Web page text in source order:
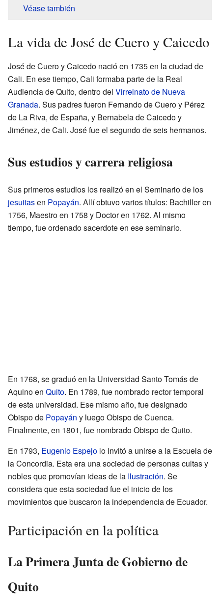
Véase también
La vida de José de Cuero y Caicedo
José de Cuero y Caicedo nació en 1735 en la ciudad de
Cali. En ese tiempo, Cali formaba parte de la Real
Audiencia de Quito, dentro del Virreinato de Nueva
Granada. Sus padres fueron Fernando de Cuero y Pérez
de La Riva, de España, y Bernabela de Caicedo y
Jiménez, de Cali. José fue el segundo de seis hermanos.
Sus estudios y carrera religiosa
Sus primeros estudios los realizó en el Seminario de los
jesuitasen Popayán. Allí obtuvo varios títulos: Bachiller en
1756, Maestro en 1758 y Doctor en 1762. Al mismo
tiempo, fue ordenado sacerdote en ese seminario.
En 1768, se graduó en la Universidad Santo Tomás de
Aquino en Quito. En 1789, fue nombrado rector temporal
de esta universidad. Ese mismo año, fue designado
Obispo de Popayán y luego Obispo de Cuenca.
Finalmente, en 1801, fue nombrado Obispo de Quito.
En 1793, Eugenio Espejo lo invitó a unirse a la Escuela de
la Concordia. Esta era una sociedad de personas cultas y
nobles que promovían ideas de la Ilustración. Se
considera que esta sociedad fue el inicio de los
movimientos que buscaron la independencia de Ecuador.
Participación en la política
La Primera Junta de Gobierno de
Quito